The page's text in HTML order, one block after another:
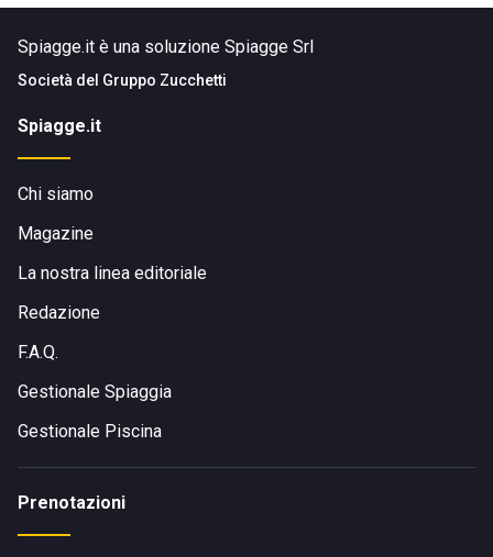
Spiagge.it è una soluzione Spiagge Srl
Società del Gruppo Zucchetti
Spiagge.it
Chi siamo
Magazine
La nostra linea editoriale
Redazione
F.A.Q.
Gestionale Spiaggia
Gestionale Piscina
Prenotazioni